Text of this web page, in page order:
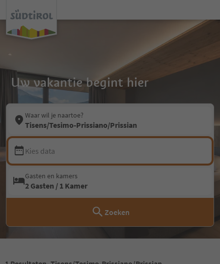
Uw vakantie begint hier
Waar wil je naartoe?
Tisens/Tesimo-Prissiano/Prissian
Kies data
Gasten en kamers
2 Gasten / 1 Kamer
Zoeken